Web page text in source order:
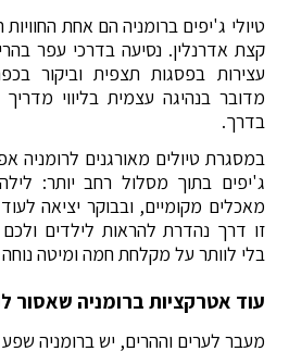
טיולי ג'יפים ברומניה הם אחת
קצת אדרנלין. נסיעה בדרכי עפר
עצירות בפסגות תצפית וביקור
מדובר בנהיגה עצמית בליווי
בדרך.
במסגרת טיולים מאורגנים לרומניה
ג'יפים בתוך מסלול רחב יותר:
מאכלים מקומיים, ובבוקר יציאה
זו דרך נהדרת להראות לילדים
בלי לוותר על מקלחת חמה ומיטה נוחה
עוד אטרקציות ברומניה שאסור
מעבר לערים וההרים, יש ברומניה